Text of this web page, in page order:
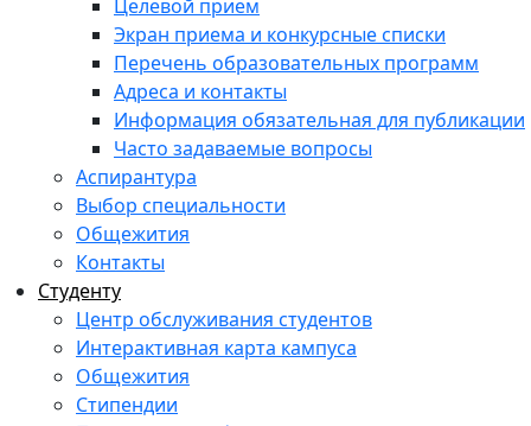
Целевой прием
Экран приема и конкурсные списки
Перечень образовательных программ
Адреса и контакты
Информация обязательная для публикации
Часто задаваемые вопросы
Аспирантура
Выбор специальности
Общежития
Контакты
Студенту
Центр обслуживания студентов
Интерактивная карта кампуса
Общежития
Стипендии